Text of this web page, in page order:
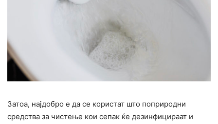
Затоа, најдобро е да се користат што поприродни
средства за чистење кои сепак ќе дезинфицираат и